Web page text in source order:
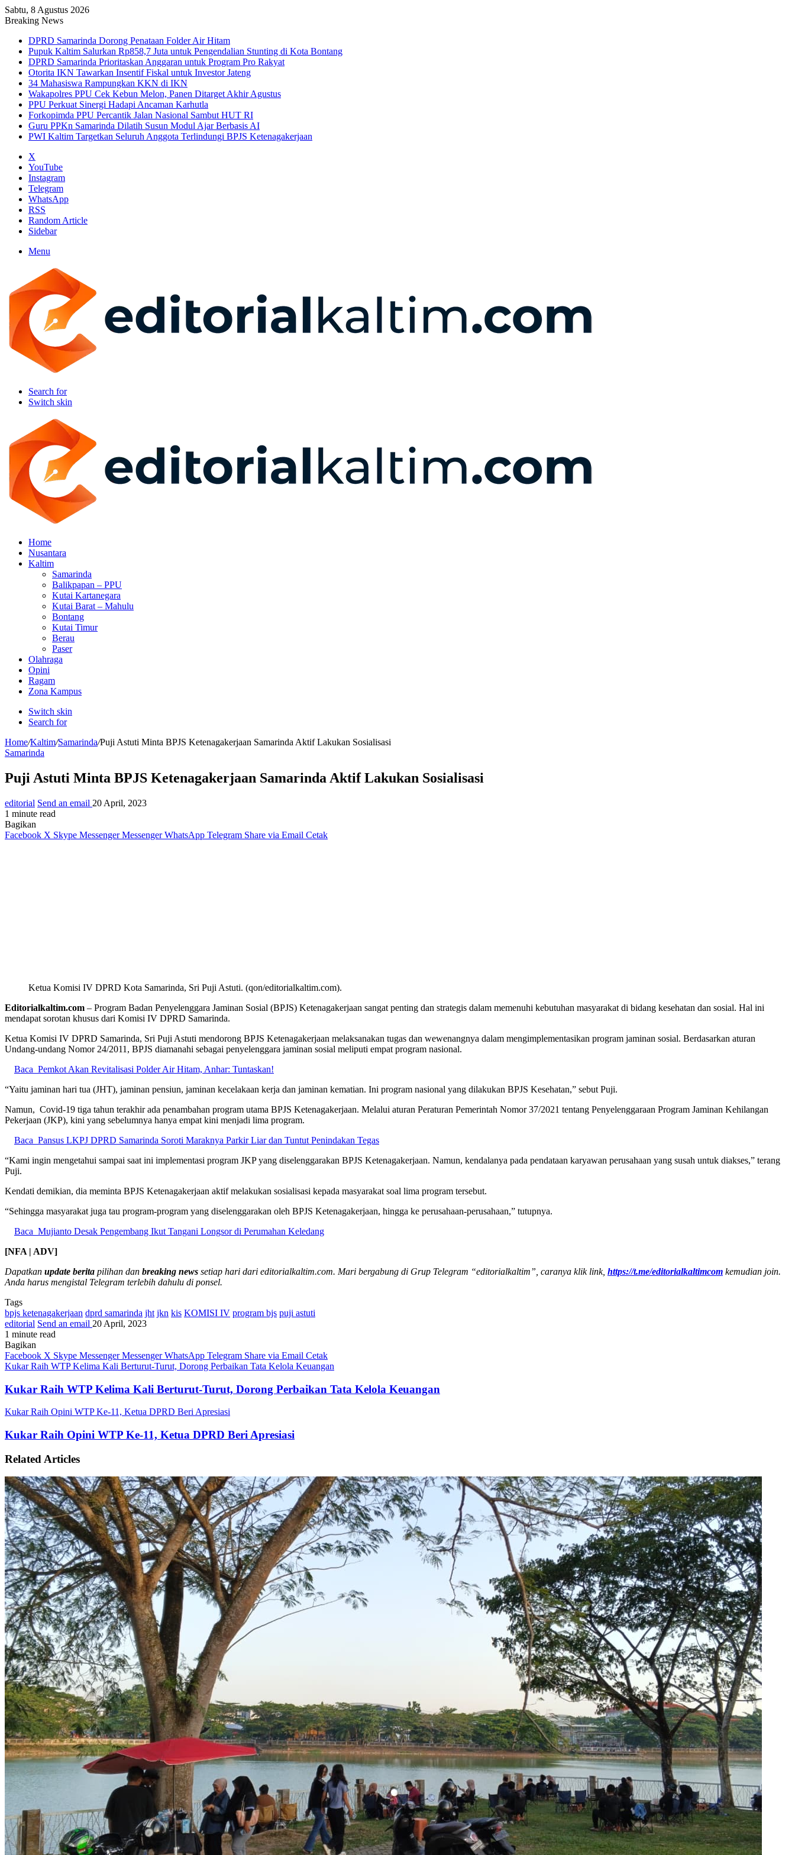
Sabtu, 8 Agustus 2026
Breaking News
DPRD Samarinda Dorong Penataan Folder Air Hitam
Pupuk Kaltim Salurkan Rp858,7 Juta untuk Pengendalian Stunting di Kota Bontang
DPRD Samarinda Prioritaskan Anggaran untuk Program Pro Rakyat
Otorita IKN Tawarkan Insentif Fiskal untuk Investor Jateng
34 Mahasiswa Rampungkan KKN di IKN
Wakapolres PPU Cek Kebun Melon, Panen Ditarget Akhir Agustus
PPU Perkuat Sinergi Hadapi Ancaman Karhutla
Forkopimda PPU Percantik Jalan Nasional Sambut HUT RI
Guru PPKn Samarinda Dilatih Susun Modul Ajar Berbasis AI
PWI Kaltim Targetkan Seluruh Anggota Terlindungi BPJS Ketenagakerjaan
X
YouTube
Instagram
Telegram
WhatsApp
RSS
Random Article
Sidebar
Menu
Search for
Switch skin
Home
Nusantara
Kaltim
Samarinda
Balikpapan – PPU
Kutai Kartanegara
Kutai Barat – Mahulu
Bontang
Kutai Timur
Berau
Paser
Olahraga
Opini
Ragam
Zona Kampus
Switch skin
Search for
Home/Kaltim/Samarinda/Puji Astuti Minta BPJS Ketenagakerjaan Samarinda Aktif Lakukan Sosialisasi
Samarinda
Puji Astuti Minta BPJS Ketenagakerjaan Samarinda Aktif Lakukan Sosialisasi
editorial Send an email 20 April, 2023
1 minute read
Bagikan
Facebook X Skype Messenger Messenger WhatsApp Telegram Share via Email Cetak
Ketua Komisi IV DPRD Kota Samarinda, Sri Puji Astuti. (qon/editorialkaltim.com).
Editorialkaltim.com – Program Badan Penyelenggara Jaminan Sosial (BPJS) Ketenagakerjaan sangat penting dan strategis dalam memenuhi kebutuhan masyarakat di bidang kesehatan dan sosial. Hal ini
mendapat sorotan khusus dari Komisi IV DPRD Samarinda.
Ketua Komisi IV DPRD Samarinda, Sri Puji Astuti mendorong BPJS Ketenagakerjaan melaksanakan tugas dan wewenangnya dalam mengimplementasikan program jaminan sosial. Berdasarkan aturan
Undang-undang Nomor 24/2011, BPJS diamanahi sebagai penyelenggara jaminan sosial meliputi empat program nasional.
Baca Pemkot Akan Revitalisasi Polder Air Hitam, Anhar: Tuntaskan!
“Yaitu jaminan hari tua (JHT), jaminan pensiun, jaminan kecelakaan kerja dan jaminan kematian. Ini program nasional yang dilakukan BPJS Kesehatan,” sebut Puji.
Namun, Covid-19 tiga tahun terakhir ada penambahan program utama BPJS Ketenagakerjaan. Melalui aturan Peraturan Pemerintah Nomor 37/2021 tentang Penyelenggaraan Program Jaminan Kehilangan
Pekerjaan (JKP), kini yang sebelumnya hanya empat kini menjadi lima program.
Baca Pansus LKPJ DPRD Samarinda Soroti Maraknya Parkir Liar dan Tuntut Penindakan Tegas
“Kami ingin mengetahui sampai saat ini implementasi program JKP yang diselenggarakan BPJS Ketenagakerjaan. Namun, kendalanya pada pendataan karyawan perusahaan yang susah untuk diakses,” terang
Puji.
Kendati demikian, dia meminta BPJS Ketenagakerjaan aktif melakukan sosialisasi kepada masyarakat soal lima program tersebut.
“Sehingga masyarakat juga tau program-program yang diselenggarakan oleh BPJS Ketenagakerjaan, hingga ke perusahaan-perusahaan,” tutupnya.
Baca Mujianto Desak Pengembang Ikut Tangani Longsor di Perumahan Keledang
[NFA | ADV]
Dapatkan update berita pilihan dan breaking news setiap hari dari editorialkaltim.com. Mari bergabung di Grup Telegram “editorialkaltim”, caranya klik link, https://t.me/editorialkaltimcom kemudian join.
Anda harus mengistal Telegram terlebih dahulu di ponsel.
Tags
bpjs ketenagakerjaan dprd samarinda jht jkn kis KOMISI IV program bjs puji astuti
editorial Send an email 20 April, 2023
1 minute read
Bagikan
Facebook X Skype Messenger Messenger WhatsApp Telegram Share via Email Cetak
Kukar Raih WTP Kelima Kali Berturut-Turut, Dorong Perbaikan Tata Kelola Keuangan
Kukar Raih WTP Kelima Kali Berturut-Turut, Dorong Perbaikan Tata Kelola Keuangan
Kukar Raih Opini WTP Ke-11, Ketua DPRD Beri Apresiasi
Kukar Raih Opini WTP Ke-11, Ketua DPRD Beri Apresiasi
Related Articles